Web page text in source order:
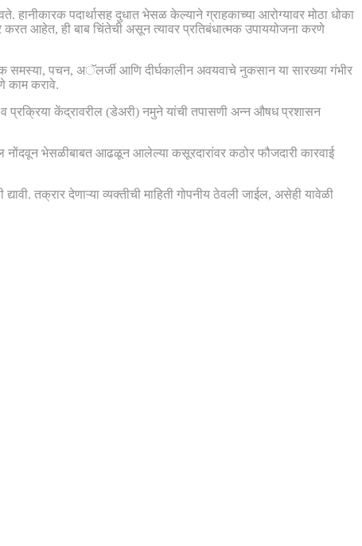
हानीकारक पदार्थासह दुधात भेसळ केल्याने ग्राहकाच्या आरोग्यावर मोठा धोका
करत आहेत, ही बाब चिंतेची असून त्यावर प्रतिबंधात्मक उपाययोजना करणे
समस्या, पचन, अॅलर्जी आणि दीर्घकालीन अवयवाचे नुकसान या सारख्या गंभीर
काम करावे.
प्रक्रिया केंद्रावरील (डेअरी) नमुने यांची तपासणी अन्न औषध प्रशासन
नोंदवून भेसळीबाबत आढळून आलेल्या कसूरदारांवर कठोर फौजदारी कारवाई
तक्रार देणाऱ्या व्यक्तीची माहिती गोपनीय ठेवली जाईल, असेही यावेळी